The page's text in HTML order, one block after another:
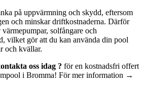
på uppvärmning och skydd, eftersom
och minskar driftkostnaderna. Därför
solfångare och
vilket gör att du kan använda din pool
och kvällar.
oss idag ? för en kostnadsfri offert
i Bromma! För mer information →